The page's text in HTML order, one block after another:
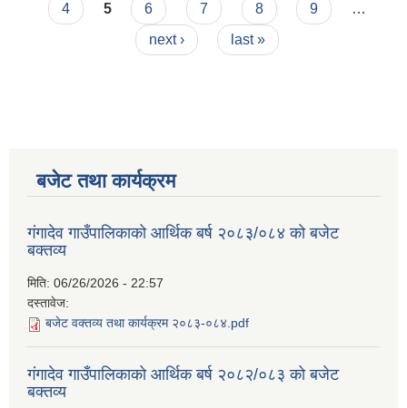
4
5 6 7 8 9
…
next ›
last »
बजेट तथा कार्यक्रम
गंगादेव गाउँपालिकाको आर्थिक बर्ष २०८३/०८४ को बजेट
बक्तव्य
मिति: 06/26/2026 - 22:57
दस्तावेज:
बजेट वक्तव्य तथा कार्यक्रम २०८३-०८४.pdf
गंगादेव गाउँपालिकाको आर्थिक बर्ष २०८२/०८३ को बजेट
बक्तव्य